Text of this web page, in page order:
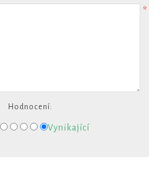
*
Hodnocení:
Vynikající